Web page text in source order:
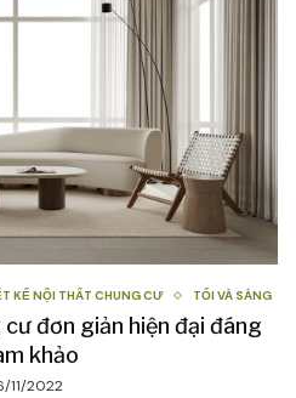
KẾ NỘI THẤT CHUNG CƯ TỐI VÀ SÁNG
đơn giản hiện đại đáng
khảo
11/2022